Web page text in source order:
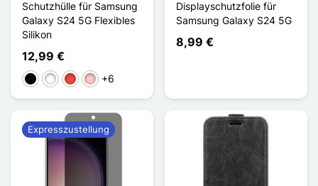
Schutzhülle für Samsung
Galaxy S24 5G Flexibles
Silikon
12,99 €
Schwarz
WeißRot Pink+6
Displayschutzfolie für
Samsung Galaxy S24 5G
8,99 €
Expresszustellung